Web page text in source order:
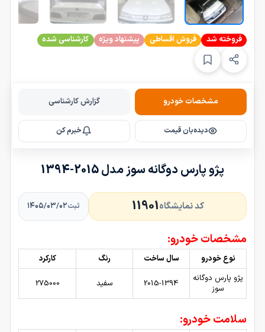
فروخته شد فروش اقساطی پیشنهاد ویژه کارشناسی شده
مشخصات خودرو گزارش کارشناسی
دیده‌بان قیمت خبرم کن
پژو پارس دوگانه سوز مدل 2015-1394
کد نمایشگاه11901 ثبت۱۴۰۵/۰۳/۰۲
مشخصات خودرو:
نوع خودرو سال ساخت رنگ
کارکرد
پژو پارس دوگانه
سوز
2015-1394 سفید 275000
سلامت خودرو: